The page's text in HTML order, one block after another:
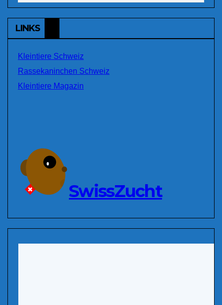
LINKS
Kleintiere Schweiz
Rassekaninchen Schweiz
Kleintiere Magazin
SwissZucht